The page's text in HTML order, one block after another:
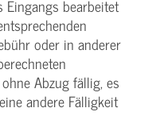
bearbeitet
oder in anderer
Abzug fällig, es
andere Fälligkeit